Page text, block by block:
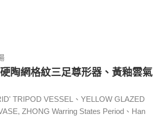
陶網格紋三足尊形器、黃釉雲氣
TRIPOD VESSEL、YELLOW GLAZED
ZHONG Warring States Period、Han